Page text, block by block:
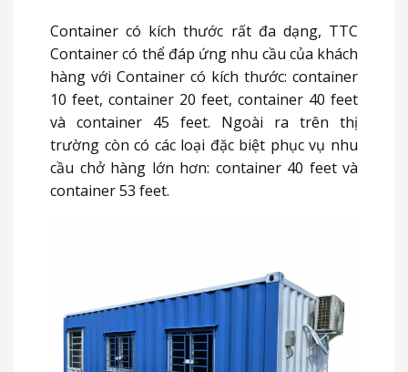
Container có kích thước rất đa dạng, TTC
Container có thể đáp ứng nhu cầu của khách
hàng với Container có kích thước: container
10 feet, container 20 feet, container 40 feet
và container 45 feet. Ngoài ra trên thị
trường còn có các loại đặc biệt phục vụ nhu
cầu chở hàng lớn hơn: container 40 feet và
container 53 feet.